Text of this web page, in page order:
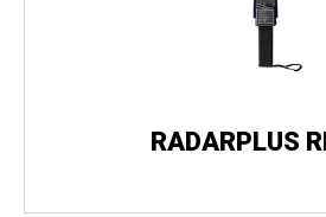
RADARPLUS